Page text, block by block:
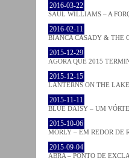
2016-03-22
SAUL WILLIAMS – A
2016-02-11
BIANCA CASADY & THE
2015-12-29
AGORA QUE 2015
2015-12-15
LANTERNS ON THE
2015-11-11
BLUE DAISY – UM
2015-10-06
MORLY – EM REDOR DE
2015-09-04
ABRA – PONTO DE